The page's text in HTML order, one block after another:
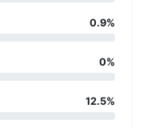
0.9%
0%
12.5%